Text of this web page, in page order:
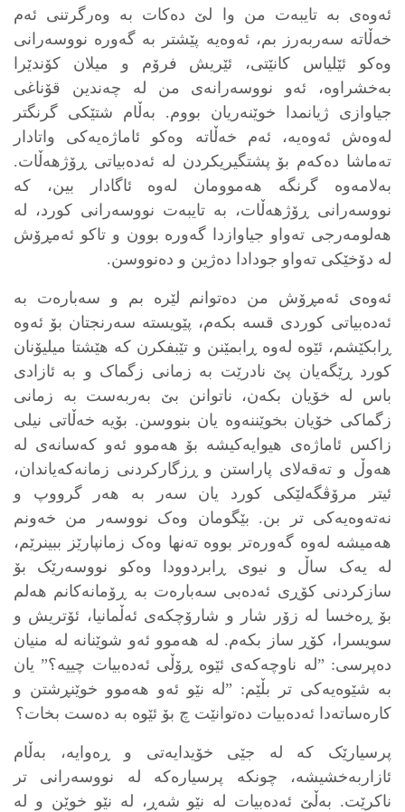
ئەوەی بە تایبەت من وا لێ دەکات بە وەرگرتنی ئەم
خەڵاتە سەربەرز بم، ئەوەیە پێشتر بە گەورە نووسەرانی
وەکو ئێلیاس کانێتی، ئێریش فرۆم و میلان کۆندێرا
بەخشراوە، ئەو نووسەرانەی من لە چەندین قۆناغی
جیاوازی ژیانمدا خوێنەریان بووم. بەڵام شتێکی گرنگتر
لەوەش ئەوەیە، ئەم خەڵاتە وەکو ئاماژەیەکی واتادار
تەماشا دەکەم بۆ پشتگیریکردن لە ئەدەبیاتی ڕۆژهەڵات.
بەلامەوە گرنگە هەموومان لەوە ئاگادار بین، کە
نووسەرانی ڕۆژهەڵات، بە تایبەت نووسەرانی کورد، لە
هەلومەرجی تەواو جیاوازدا گەورە بوون و تاکو ئەمڕۆش
لە دۆخێکی تەواو جودادا دەژین و دەنووسن.
ئەوەی ئەمڕۆش من دەتوانم لێرە بم و سەبارەت بە
ئەدەبیاتی کوردی قسە بکەم، پێویستە سەرنجتان بۆ ئەوە
ڕابکێشم، ئێوە لەوە ڕابمێنن و تێبفکرن کە هێشتا میلیۆنان
کورد ڕێگەیان پێ نادرێت بە زمانی زگماک و بە ئازادی
باس لە خۆیان بکەن، ناتوانن بێ بەربەست بە زمانی
زگماکی خۆیان بخوێننەوە یان بنووسن. بۆیە خەڵاتی نیلی
زاکس ئاماژەی هیوایەکیشە بۆ هەموو ئەو کەسانەی لە
هەوڵ و تەقەلای پاراستن و ڕزگارکردنی زمانەکەیاندان،
ئیتر مرۆڤگەلێکی کورد یان سەر بە هەر گرووپ و
نەتەوەیەکی تر بن. بێگومان وەک نووسەر من خەونم
هەمیشە لەوە گەورەتر بووە تەنها وەک زمانپارێز ببینرێم،
لە یەک ساڵ و نیوی ڕابردوودا وەکو نووسەرێک بۆ
سازکردنی کۆڕی ئەدەبی سەبارەت بە ڕۆمانەکانم هەلم
بۆ ڕەخسا لە زۆر شار و شارۆچکەی ئەڵمانیا، ئۆتریش و
سویسرا، کۆڕ ساز بکەم. لە هەموو ئەو شوێنانە لە منیان
دەپرسی: ”لە ناوچەکەی ئێوە ڕۆڵی ئەدەبیات چییە؟” یان
بە شێوەیەکی تر بڵێم: ”لە نێو ئەو هەموو خوێنڕشتن و
کارەساتەدا ئەدەبیات دەتوانێت چ بۆ ئێوە بە دەست بخات؟
پرسیارێک کە لە جێی خۆیدایەتی و ڕەوایە، بەڵام
ئازاربەخشیشە، چونکە پرسیارەکە لە نووسەرانی تر
ناکرێت. بەڵێ ئەدەبیات لە نێو شەڕ، لە نێو خوێن و لە